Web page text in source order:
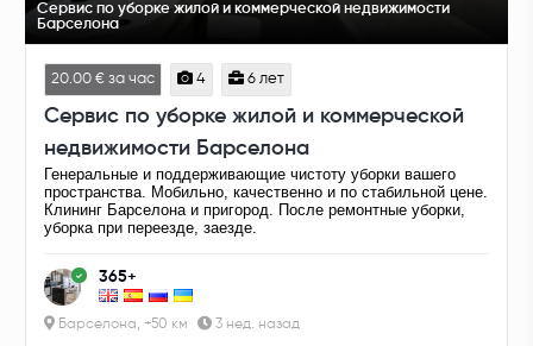
Сервис по уборке жилой и коммерческой недвижимости
Барселона
20.00 € за час 4 6 лет
Сервис по уборке жилой и коммерческой
недвижимости Барселона
Генеральные и поддерживающие чистоту уборки вашего
пространства. Мобильно, качественно и по стабильной цене.
Клининг Барселона и пригород. После ремонтные уборки,
уборка при переезде, заезде.
365+
Барселона, +50 км 3 нед. назад